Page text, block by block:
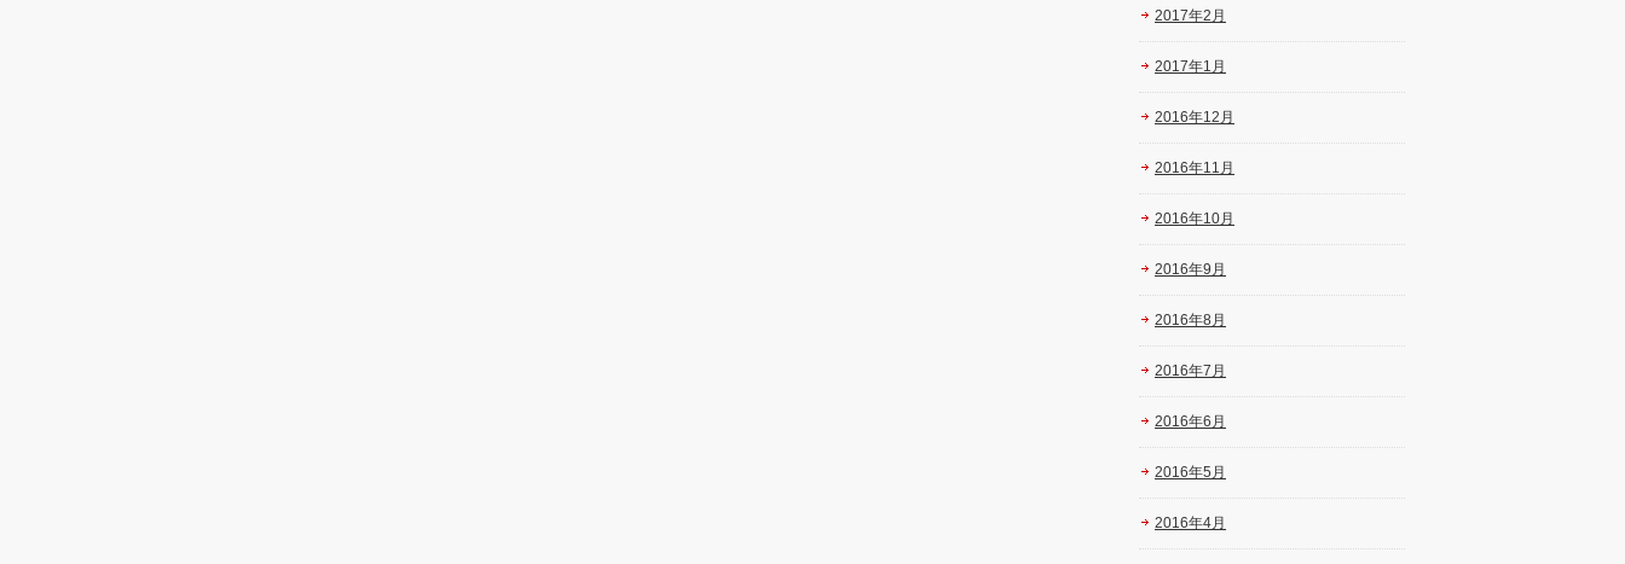
2017年2月
2017年1月
2016年12月
2016年11月
2016年10月
2016年9月
2016年8月
2016年7月
2016年6月
2016年5月
2016年4月